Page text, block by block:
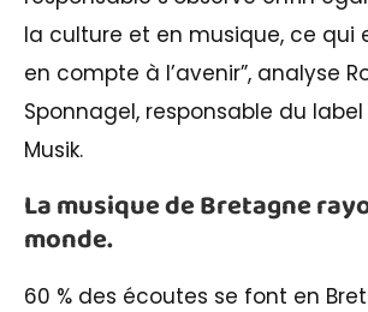
la culture et en musique, ce qui
en compte à l’avenir”, analyse
Sponnagel, responsable du label
Musik.
La musique de Bretagne
monde.
60 % des écoutes se font en